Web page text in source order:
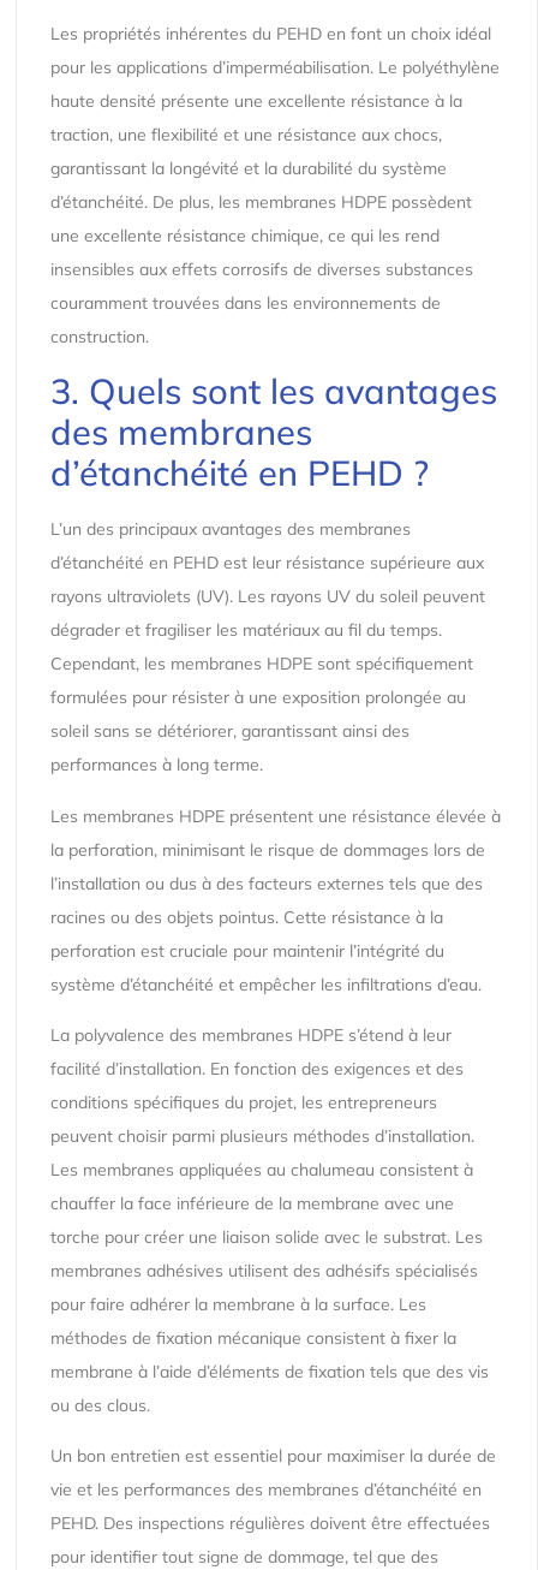
Les propriétés inhérentes du PEHD en font un choix idéal
pour les applications d’imperméabilisation. Le polyéthylène
haute densité présente une excellente résistance à la
traction, une flexibilité et une résistance aux chocs,
garantissant la longévité et la durabilité du système
d’étanchéité. De plus, les membranes HDPE possèdent
une excellente résistance chimique, ce qui les rend
insensibles aux effets corrosifs de diverses substances
couramment trouvées dans les environnements de
construction.
3. Quels sont les avantages
des membranes
d’étanchéité en PEHD ?
L’un des principaux avantages des membranes
d’étanchéité en PEHD est leur résistance supérieure aux
rayons ultraviolets (UV). Les rayons UV du soleil peuvent
dégrader et fragiliser les matériaux au fil du temps.
Cependant, les membranes HDPE sont spécifiquement
formulées pour résister à une exposition prolongée au
soleil sans se détériorer, garantissant ainsi des
performances à long terme.
Les membranes HDPE présentent une résistance élevée à
la perforation, minimisant le risque de dommages lors de
l’installation ou dus à des facteurs externes tels que des
racines ou des objets pointus. Cette résistance à la
perforation est cruciale pour maintenir l’intégrité du
système d’étanchéité et empêcher les infiltrations d’eau.
La polyvalence des membranes HDPE s’étend à leur
facilité d’installation. En fonction des exigences et des
conditions spécifiques du projet, les entrepreneurs
peuvent choisir parmi plusieurs méthodes d’installation.
Les membranes appliquées au chalumeau consistent à
chauffer la face inférieure de la membrane avec une
torche pour créer une liaison solide avec le substrat. Les
membranes adhésives utilisent des adhésifs spécialisés
pour faire adhérer la membrane à la surface. Les
méthodes de fixation mécanique consistent à fixer la
membrane à l’aide d’éléments de fixation tels que des vis
ou des clous.
Un bon entretien est essentiel pour maximiser la durée de
vie et les performances des membranes d’étanchéité en
PEHD. Des inspections régulières doivent être effectuées
pour identifier tout signe de dommage, tel que des